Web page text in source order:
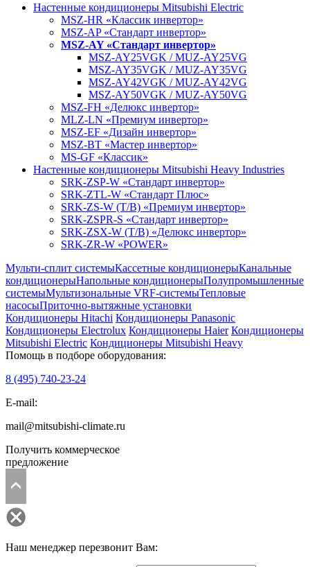
Настенные кондиционеры Mitsubishi Electric
MSZ-HR «Классик инвертор»
MSZ-AP «Стандарт инвертор»
MSZ-AY «Стандарт инвертор»
MSZ-AY25VGK / MUZ-AY25VG
MSZ-AY35VGK / MUZ-AY35VG
MSZ-AY42VGK / MUZ-AY42VG
MSZ-AY50VGK / MUZ-AY50VG
MSZ-FH «Делюкс инвертор»
MLZ-LN «Премиум инвертор»
MSZ-EF «Дизайн инвертор»
MSZ-BT «Мастер инвертор»
MS-GF «Классик»
Настенные кондиционеры Mitsubishi Heavy Industries
SRK-ZSP-W «Стандарт инвертор»
SRK-ZTL-W «Стандарт Плюс»
SRK-ZS-W (T/B) «Премиум инвертор»
SRK-ZSPR-S «Стандарт инвертор»
SRK-ZSX-W (T/B) «Делюкс инвертор»
SRK-ZR-W «POWER»
Мульти-сплит системыКассетные кондиционерыКанальные
кондиционерыНапольные кондиционерыПолупромышленные
системыМультизональные VRF-системыТепловые
насосыПриточно-вытяжные установки
Кондиционеры Hitachi Кондиционеры Panasonic
Кондиционеры Electrolux Кондиционеры Haier Кондиционеры
Mitsubishi Electric Кондиционеры Mitsubishi Heavy
Помощь в подборе оборудования:
8 (495) 740-23-24
E-mail:
mail@mitsubishi-climate.ru
Получить коммерческое
предложение
Наш менеджер перезвонит Вам: